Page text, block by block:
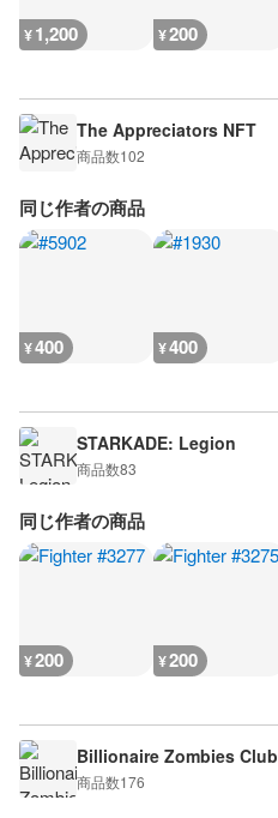
¥1,200 ¥200
The Appreciators NFT
商品数102
同じ作者の商品
¥400 ¥400
STARKADE: Legion
商品数83
同じ作者の商品
¥200 ¥200
Billionaire Zombies Club
商品数176